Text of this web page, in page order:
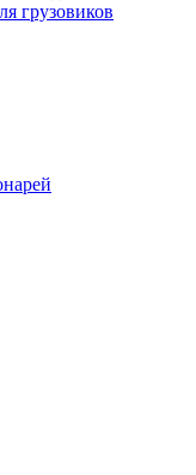
грузовиков